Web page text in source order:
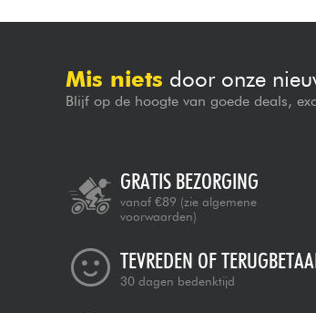
Mis niets door onze
Blijf op de hoogte van goede deals,
GRATIS BEZORGING
vanaf €89 (zie algemene
voorwaarden)
TEVREDEN OF
30 dagen bedenktijd